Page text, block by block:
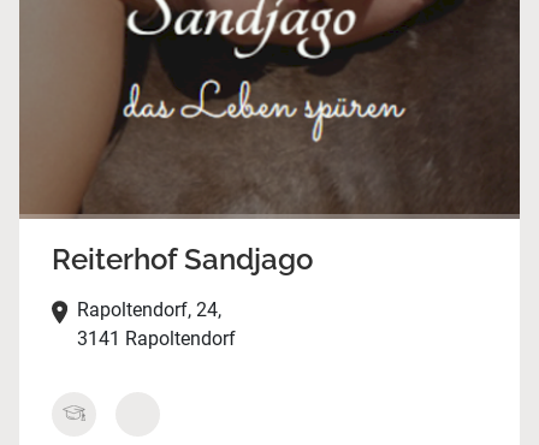
Reiterhof Sandjago
Rapoltendorf, 24,
3141 Rapoltendorf